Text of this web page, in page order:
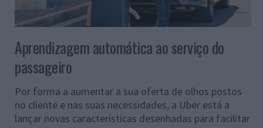
Aprendizagem automática ao serviço do
passageiro
Por forma a aumentar a sua oferta de olhos postos
no cliente e nas suas necessidades, a Uber está a
lançar novas características desenhadas para facilitar